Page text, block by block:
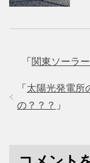
「 関東ソーラ
「 太陽光発電所
の？？？ 」